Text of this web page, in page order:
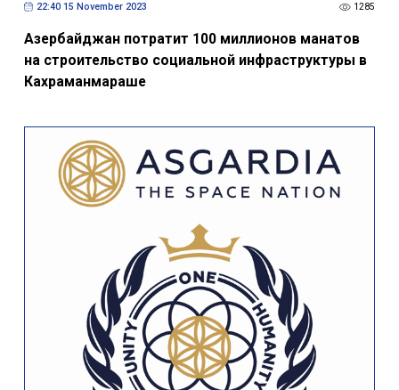
22:40 15 November 2023 1285
Азербайджан потратит 100 миллионов манатов
на строительство социальной инфраструктуры в
Кахраманмараше